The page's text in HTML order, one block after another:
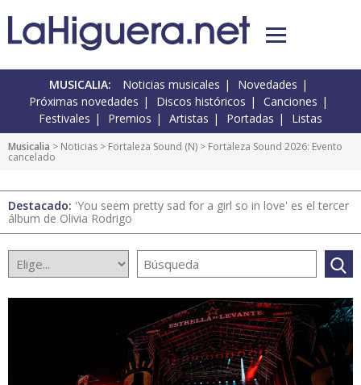
MUSICALIA: Noticias musicales
Novedades
Próximas novedades
Discos históricos
Canciones
Festivales
Premios Artistas Portadas Listas
Musicalia > Noticias > Fortaleza Sound (N) > Fortaleza Sound 2026: Evento
cancelado
Destacado: 'You seem pretty sad for a girl so in love' es el tercer
álbum de Olivia Rodrigo